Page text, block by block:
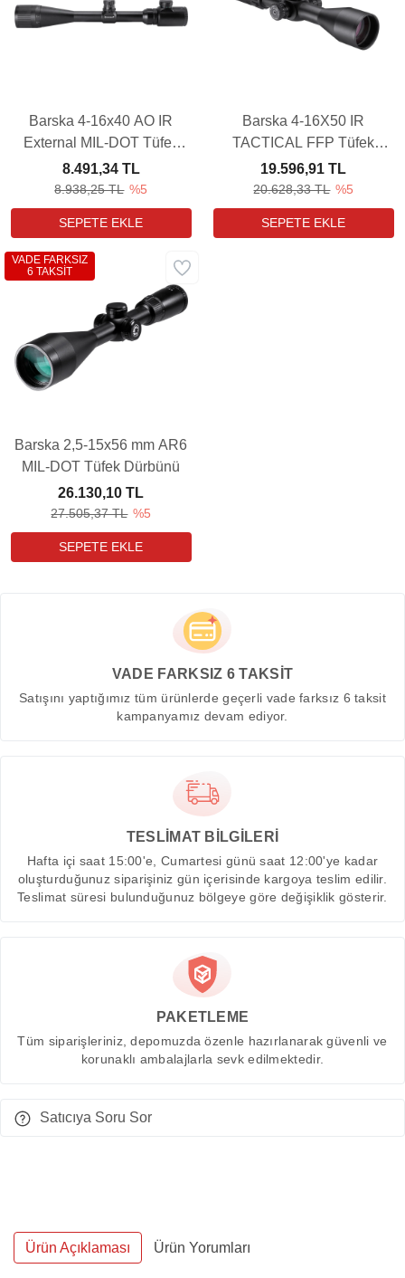
Barska 4-16x40 AO IR
External MIL-DOT Tüfek
Dürbünü
8.938,25 TL %5
8.491,34 TL
Barska 4-16X50 IR
TACTICAL FFP Tüfek
Dürbünü
20.628,33 TL %5
19.596,91 TL
Barska 2,5-15x56 mm AR6
MIL-DOT Tüfek Dürbünü
27.505,37 TL %5
26.130,10 TL
VADE FARKSIZ
6 TAKSİT
VADE FARKSIZ 6 TAKSİT
Satışını yaptığımız tüm ürünlerde geçerli vade farksız 6 taksit
kampanyamız devam ediyor.
TESLİMAT BİLGİLERİ
Hafta içi saat 15:00'e, Cumartesi günü saat 12:00'ye kadar
oluşturduğunuz siparişiniz gün içerisinde kargoya teslim edilir.
Teslimat süresi bulunduğunuz bölgeye göre değişiklik gösterir.
PAKETLEME
Tüm siparişleriniz, depomuzda özenle hazırlanarak güvenli ve
korunaklı ambalajlarla sevk edilmektedir.
Satıcıya Soru Sor
Ürün Açıklaması Ürün Yorumları